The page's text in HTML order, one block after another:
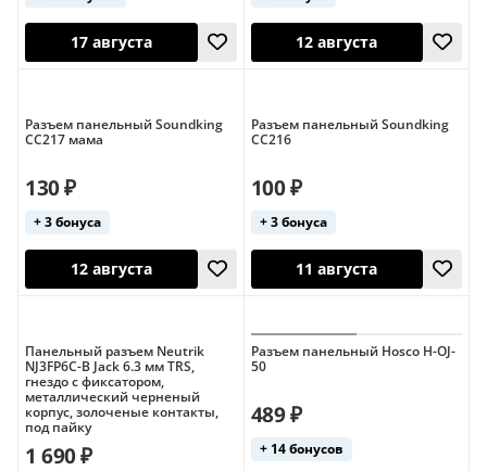
17 августа
Разъем панельный Soundking
CC217 мама
130 ₽
+ 3 бонуса
Разъем панельный Soundking
CC216
100 ₽
+ 3 бонуса
Панельный разъем Neutrik
NJ3FP6C-B Jack 6.3 мм TRS,
гнездо с фиксатором,
металлический черненый
корпус, золоченые контакты,
под пайку
1 690 ₽
Разъем панельный Hosco H-OJ-
50
489 ₽
+ 14 бонусов